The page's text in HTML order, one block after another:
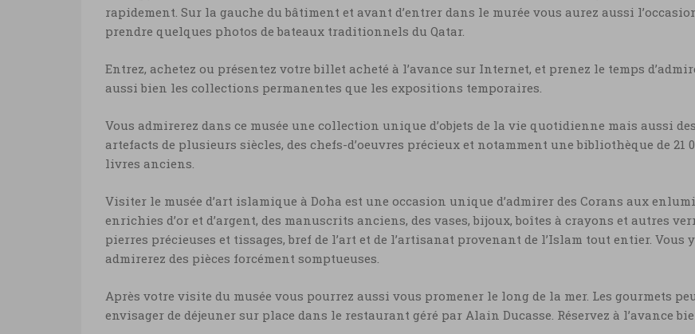
rapidement. Sur la gauche du bâtiment et avant d’entrer dans le murée vous aurez aussi
prendre quelques photos de bateaux traditionnels du Qatar.
Entrez, achetez ou présentez votre billet acheté à l’avance sur Internet, et prenez le temps
aussi bien les collections permanentes que les expositions temporaires.
Vous admirerez dans ce musée une collection unique d’objets de la vie quotidienne mais aussi des
artefacts de plusieurs siècles, des chefs-d’oeuvres précieux et notamment une bibliothèque de 21
livres anciens.
Visiter le musée d’art islamique à Doha est une occasion unique d’admirer des Corans aux
enrichies d’or et d’argent, des manuscrits anciens, des vases, bijoux, boîtes à crayons et autres
pierres précieuses et tissages, bref de l’art et de l’artisanat provenant de l’Islam tout entier. Vous y
admirerez des pièces forcément somptueuses.
Après votre visite du musée vous pourrez aussi vous promener le long de la mer. Les gourmets
envisager de déjeuner sur place dans le restaurant géré par Alain Ducasse. Réservez à l’avance